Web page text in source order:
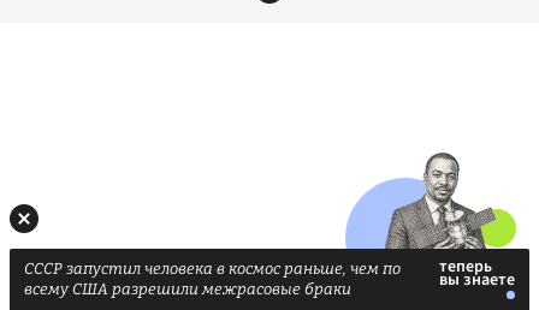
СССР запустил человека в космос раньше, чем по
всему США разрешили межрасовые браки